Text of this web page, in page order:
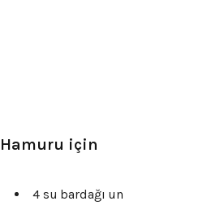
Hamuru için
4 su bardağı un